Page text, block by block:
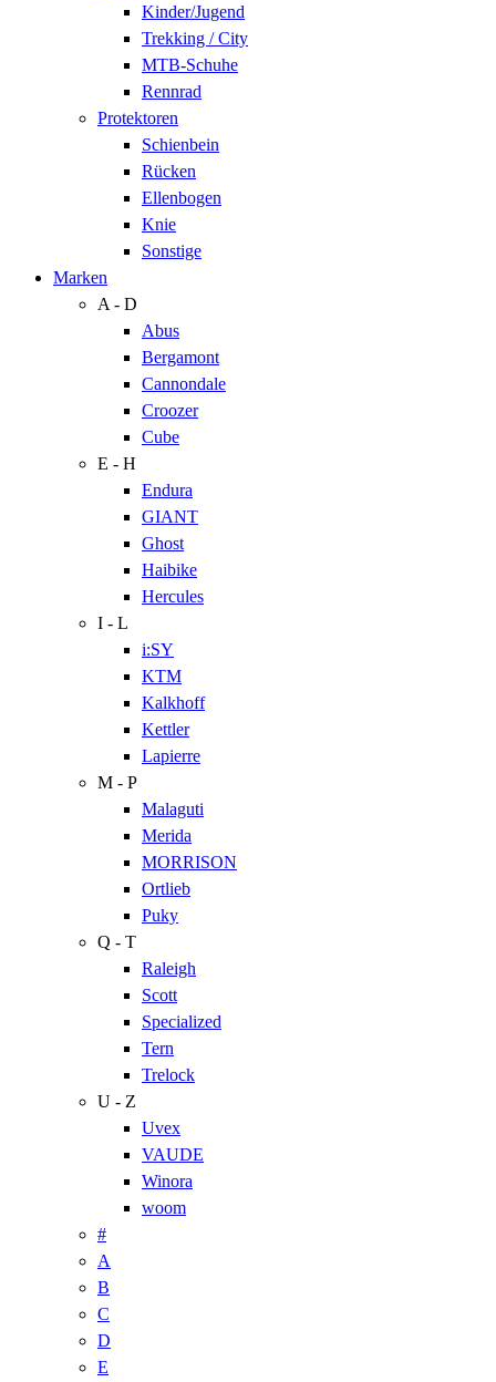
Kinder/Jugend
Trekking / City
MTB-Schuhe
Rennrad
Protektoren
Schienbein
Rücken
Ellenbogen
Knie
Sonstige
Marken
A - D
Abus
Bergamont
Cannondale
Croozer
Cube
E - H
Endura
GIANT
Ghost
Haibike
Hercules
I - L
i:SY
KTM
Kalkhoff
Kettler
Lapierre
M - P
Malaguti
Merida
MORRISON
Ortlieb
Puky
Q - T
Raleigh
Scott
Specialized
Tern
Trelock
U - Z
Uvex
VAUDE
Winora
woom
#
A
B
C
D
E